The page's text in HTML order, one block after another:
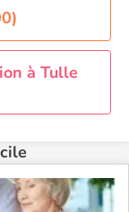
à Tulle